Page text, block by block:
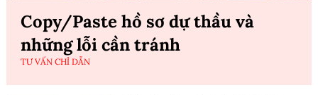
Copy/Paste hồ sơ dự thầu và
những lỗi cần tránh
TƯ VẤN CHỈ DẪN